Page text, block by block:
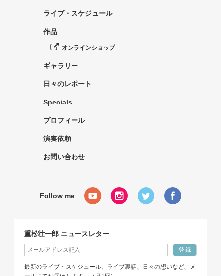
ライブ・スケジュール
作品
オンラインショップ
ギャラリー
日々のレポート
Specials
プロフィール
演奏依頼
お問い合わせ
重松壮一郎 ニュースレター
最新のライブ・スケジュール、ライブ裏話、日々の想いなど、メ